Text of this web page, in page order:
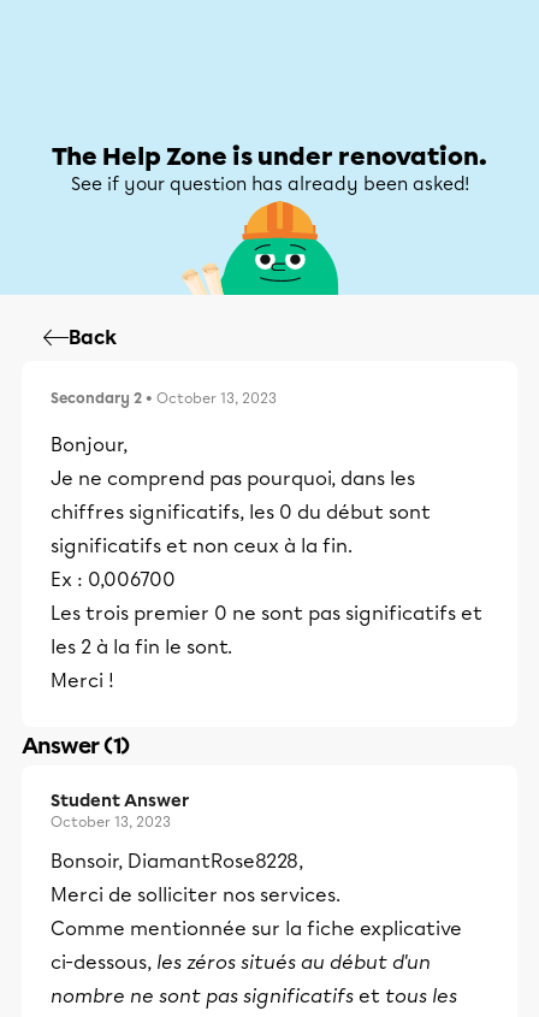
The Help Zone is under renovation.
See if your question has already been asked!
Back
Secondary 2 • October 13, 2023
Bonjour,
Je ne comprend pas pourquoi, dans les
chiffres significatifs, les 0 du début sont
significatifs et non ceux à la fin.
Ex : 0,006700
Les trois premier 0 ne sont pas significatifs et
les 2 à la fin le sont.
Merci !
Answer (1)
Student Answer
October 13, 2023
Bonsoir, DiamantRose8228,
Merci de solliciter nos services.
Comme mentionnée sur la fiche explicative
ci-dessous, les zéros situés au début d'un
nombre ne sont pas significatifs et tous les